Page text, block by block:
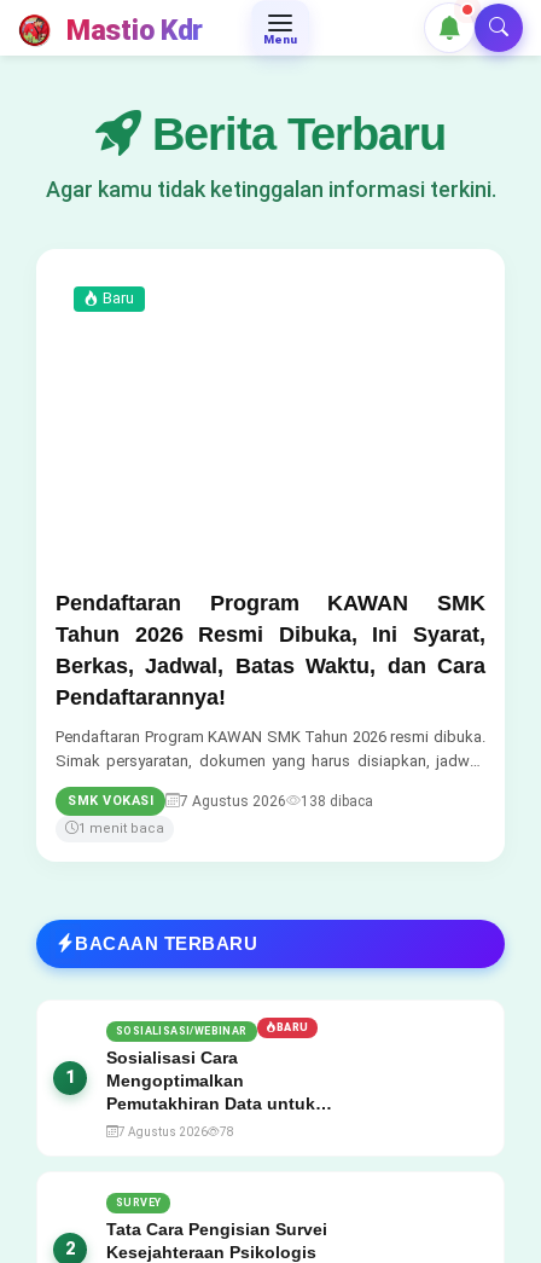
Mastio Kdr Menu
Berita Terbaru
Agar kamu tidak ketinggalan informasi terkini.
Baru
Pendaftaran Program KAWAN SMK
Tahun 2026 Resmi Dibuka, Ini Syarat,
Berkas, Jadwal, Batas Waktu, dan Cara
Pendaftarannya!
Pendaftaran Program KAWAN SMK Tahun 2026 resmi dibuka.
Simak persyaratan, dokumen yang harus disiapkan, jadwal,
batas waktu pendaftaran, link resmi, s...
SMK VOKASI 7 Agustus 2026 138 dibaca
1 menit baca
BACAAN TERBARU
1
SOSIALISASI/WEBINAR BARU
Sosialisasi Cara
Mengoptimalkan
Pemutakhiran Data untuk
Rapor Pendidikan Tahun
Narasumber, dan Link
Mengikutinya!
7 Agustus 2026 78
2
SURVEY
Tata Cara Pengisian Survei
Kesejahteraan Psikologis